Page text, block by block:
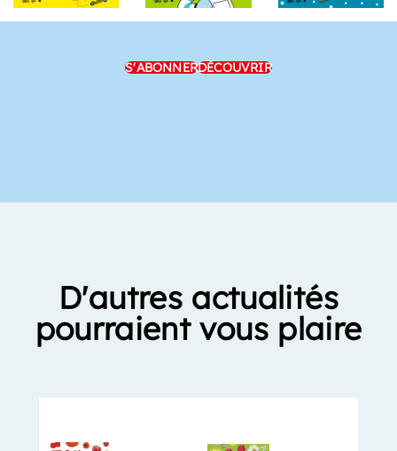
S'ABONNERDÉCOUVRIR
D'autres actualités
pourraient vous plaire